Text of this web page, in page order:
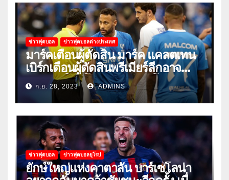
ข่าวฟุตบอล ข่าวฟุตบอลต่างประเทศ
มาร์คเตือนผู้ตัดสิน มาร์ค แคลตเทน
เบิร์กเตือนผู้ตัดสินพรีเมียร์ลีกอาจ
‘ยอมแพ้ในยูโรหรือฟุตบอลโลก’
ก.ย. 28, 2023 ADMINS
ข่าวฟุตบอล ข่าวฟุตบอลยุโรป
ยักษ์ใหญ่แห่งคาตาลัน บาร์เซโลน่า